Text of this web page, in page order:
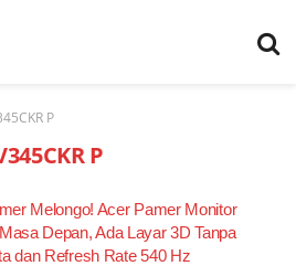
P
P
Melongo! Acer Pamer Monitor
Depan, Ada Layar 3D Tanpa
dan Refresh Rate 540 Hz